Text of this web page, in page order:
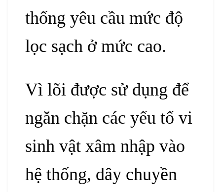
thống yêu cầu mức độ
lọc sạch ở mức cao.
Vì lõi được sử dụng để
ngăn chặn các yếu tố vi
sinh vật xâm nhập vào
hệ thống, dây chuyền